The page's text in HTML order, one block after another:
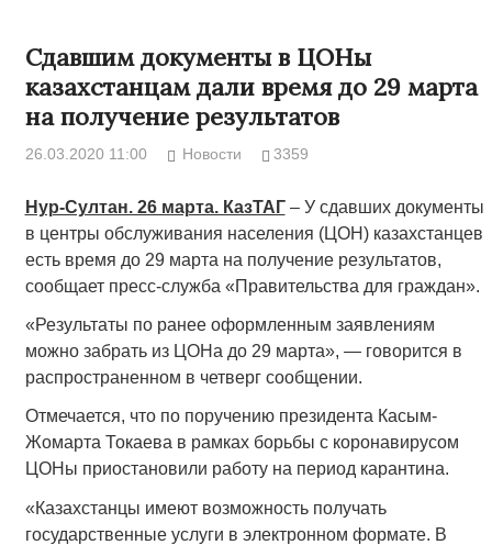
Сдавшим документы в ЦОНы
казахстанцам дали время до 29 марта
на получение результатов
26.03.2020 11:00 Новости 3359
Нур-Султан. 26 марта. КазТАГ– У сдавших документы
в центры обслуживания населения (ЦОН) казахстанцев
есть время до 29 марта на получение результатов,
сообщает пресс-служба «Правительства для граждан».
«Результаты по ранее оформленным заявлениям
можно забрать из ЦОНа до 29 марта», — говорится в
распространенном в четверг сообщении.
Отмечается, что по поручению президента Касым-
Жомарта Токаева в рамках борьбы с коронавирусом
ЦОНы приостановили работу на период карантина.
«Казахстанцы имеют возможность получать
государственные услуги в электронном формате. В